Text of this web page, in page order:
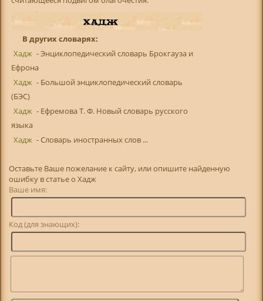
В других словарях:
Хадж - Энциклопедический словарь Брокгауза и
Ефрона
Хадж - Большой энциклопедический словарь
(БЭС)
Хадж - Ефремова Т. Ф. Новый словарь русского
языка
Хадж - Словарь иностранных слов ...
Оставьте Ваше пожелание к сайту, или опишите найденную
ошибку в статье о Хадж
Ваше имя:
Код (для знающих):